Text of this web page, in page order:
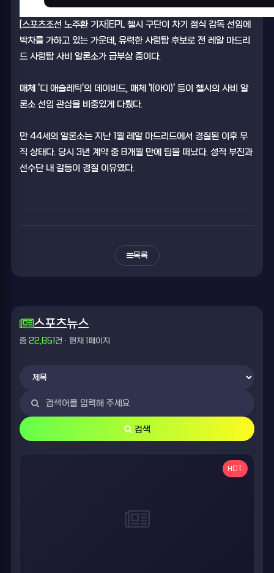
[스포츠조선 노주환 기자]EPL 첼시 구단이 차기 정식 감독 선임에
박차를 가하고 있는 가운데, 유력한 사령탑 후보로 전 레알 마드리
드 사령탑 사비 알론소가 급부상 중이다.
매체 '디 애슬레틱'의 데이비드, 매체 'I(아이)' 등이 첼시의 사비 알
론소 선임 관심을 비중있게 다뤘다.
만 44세의 알론소는 지난 1월 레알 마드리드에서 경질된 이후 무
직 상태다. 당시 3년 계약 중 8개월 만에 팀을 떠났다. 성적 부진과
선수단 내 갈등이 경질 이유였다.
목록
스포츠뉴스
총 22,851건 · 현재 1 페이지
검색
HOT